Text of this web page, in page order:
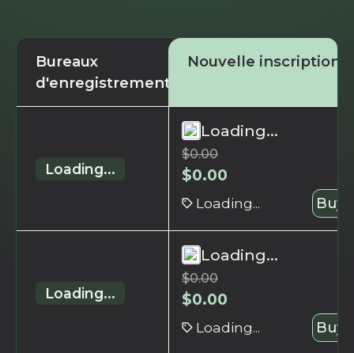
Bureaux
d'enregistrement
Nouvelle inscription
Loading...
Loading...
$0.00
$0.00
Loading... Buy
Loading...
Loading...
$0.00
$0.00
Loading... Buy